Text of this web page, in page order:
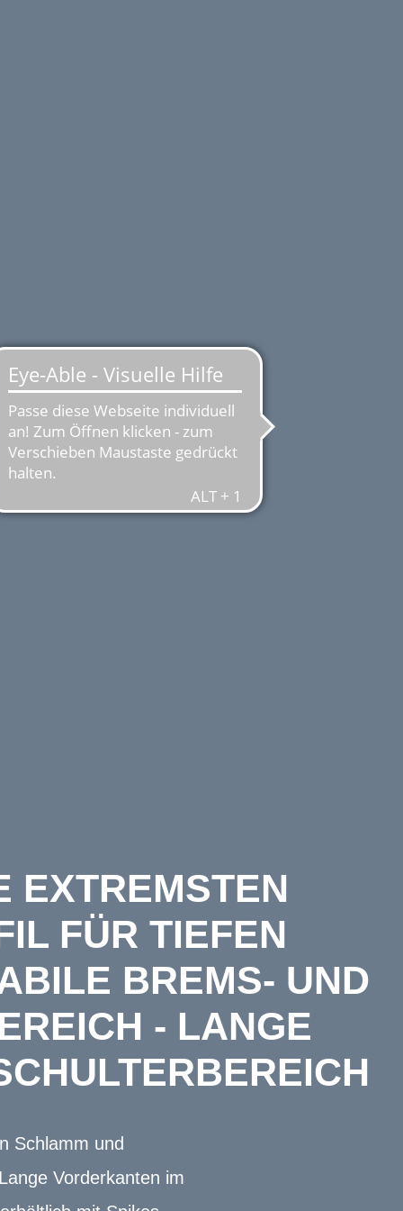
EXTREMSTEN
FÜR TIEFEN
BREMS- UND T
- LANGE V
Schlamm und
Vorderkanten im